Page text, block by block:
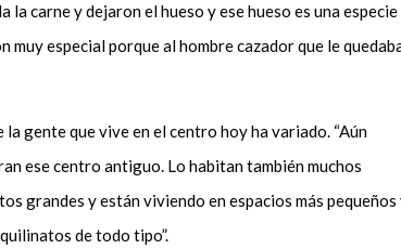
la carneydejaron el hueso y ese hueso es una especie
muy especial porqueal hombre cazador que le
gente que vive en el centro hoy ha variado. “Aún
ese centro antiguo. Lo habitan también muchos
grandes y están viviendo en espacios más pequeños
de todo tipo”.